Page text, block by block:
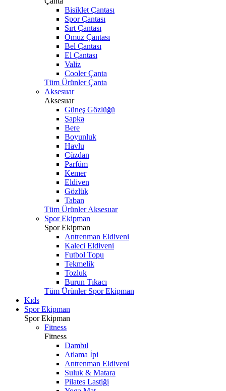
Bisiklet Çantası
Spor Çantası
Sırt Çantası
Omuz Çantası
Bel Çantası
El Çantası
Valiz
Cooler Çanta
Tüm Ürünler Çanta
Aksesuar
Aksesuar
Güneş Gözlüğü
Şapka
Bere
Boyunluk
Havlu
Cüzdan
Parfüm
Kemer
Eldiven
Gözlük
Taban
Tüm Ürünler Aksesuar
Spor Ekipman
Spor Ekipman
Antrenman Eldiveni
Kaleci Eldiveni
Futbol Topu
Tekmelik
Tozluk
Burun Tıkacı
Tüm Ürünler Spor Ekipman
Kıds
Spor Ekipman
Spor Ekipman
Fitness
Fitness
Dambıl
Atlama İpi
Antrenman Eldiveni
Suluk & Matara
Pilates Lastiği